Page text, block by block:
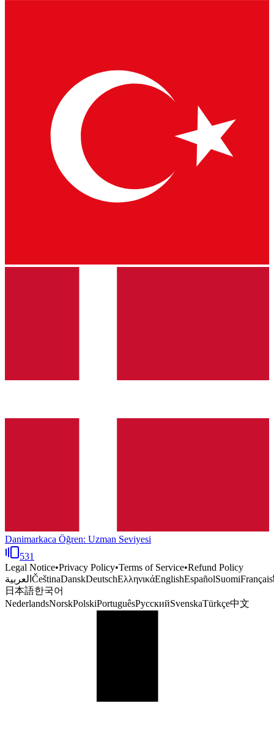
Danimarkaca Öğren: Uzman Seviyesi
531
Legal Notice•Privacy Policy•Terms of Service•Refund Policy
العربية ČeštinaDanskDeutschΕλληνικάEnglishEspañolSuomiFrançais
日本語한국어
NederlandsNorskPolskiPortuguêsРусскийSvenskaTürkçe中文